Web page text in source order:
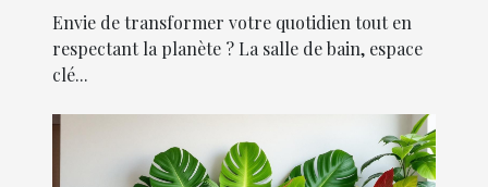
de bain ?
Envie de transformer votre quotidien tout en
respectant la planète ? La salle de bain, espace
clé...